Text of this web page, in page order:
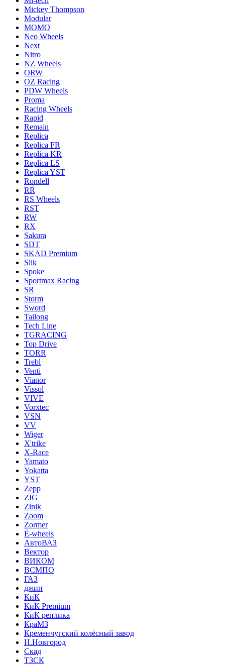
Mickey Thompson
Modular
MOMO
Neo Wheels
Next
Nitro
NZ Wheels
ORW
OZ Racing
PDW Wheels
Proma
Racing Wheels
Rapid
Remain
Replica
Replica FR
Replica KR
Replica LS
Replica YST
Rondell
RR
RS Wheels
RST
RW
RX
Sakura
SDT
SKAD Premium
Slik
Spoke
Sportmax Racing
SR
Storm
Sword
Tailong
Tech Line
TGRACING
Top Drive
TORR
Trebl
Venti
Vianor
Vissol
VIVE
Vorxtec
VSN
VV
Wiger
X'trike
X-Race
Yamato
Yokatta
YST
Zepp
ZIG
Zinik
Zoom
Zormer
Ё-wheels
АвтоВАЗ
Вектор
ВИКОМ
ВСМПО
ГАЗ
джип
КиК
КиК Premium
КиК реплика
КраМЗ
Кременчугский колёсный завод
Н.Новгород
Скад
ТЗСК